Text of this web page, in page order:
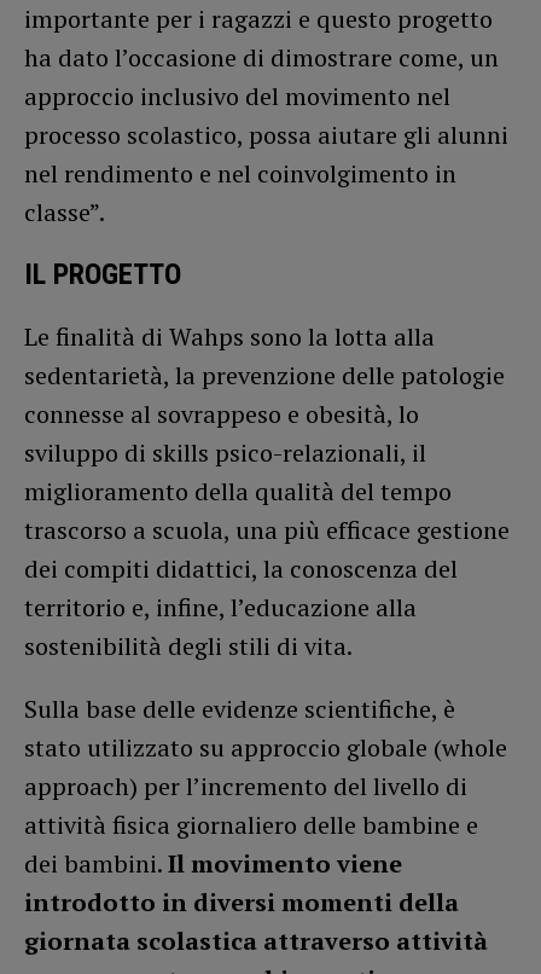
importante per i ragazzi e questo progetto
ha dato l’occasione di dimostrare come, un
approccio inclusivo del movimento nel
processo scolastico, possa aiutare gli alunni
nel rendimento e nel coinvolgimento in
classe”.
IL PROGETTO
Le finalità di Wahps sono la lotta alla
sedentarietà, la prevenzione delle patologie
connesse al sovrappeso e obesità, lo
sviluppo di skills psico-relazionali, il
miglioramento della qualità del tempo
trascorso a scuola, una più efficace gestione
dei compiti didattici, la conoscenza del
territorio e, infine, l’educazione alla
sostenibilità degli stili di vita.
Sulla base delle evidenze scientifiche, è
stato utilizzato su approccio globale (whole
approach) per l’incremento del livello di
attività fisica giornaliero delle bambine e
dei bambini.Il movimento viene
introdotto in diversi momenti della
giornata scolastica attraverso attività